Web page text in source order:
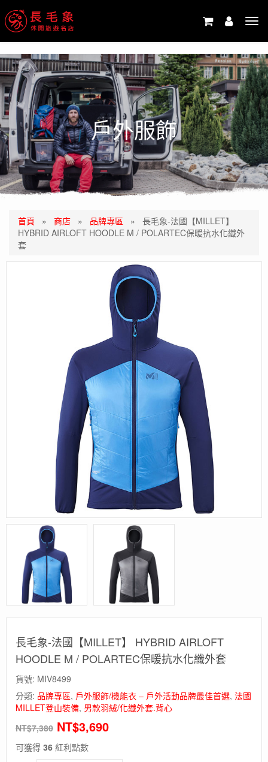
戶外服飾
首頁 » 商店 » 品牌專區 » 長毛象-法國【MILLET】
HYBRID AIRLOFT HOODLE M / POLARTEC保暖抗水化纖外
套
長毛象-法國【MILLET】 HYBRID AIRLOFT
HOODLE M / POLARTEC保暖抗水化纖外套
貨號: MIV8499
分類: 品牌專區, 戶外服飾/機能衣 – 戶外活動品牌最佳首選, 法國
MILLET登山裝備, 男款羽絨/化纖外套.背心
NT$7,380 NT$3,690
可獲得 36 紅利點數